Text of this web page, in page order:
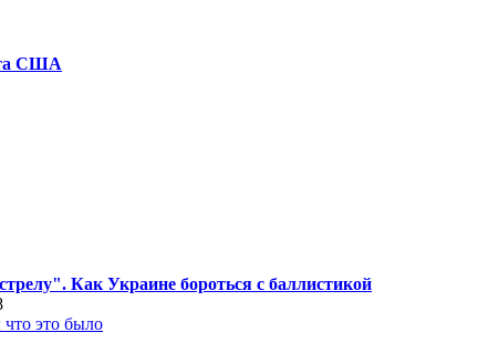
США
Как Украине бороться с баллистикой
это было